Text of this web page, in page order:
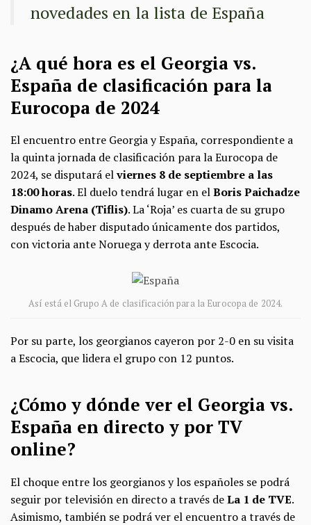
novedades en la lista de España
¿A qué hora es el Georgia vs.
España de clasificación para la
Eurocopa de 2024
El encuentro entre Georgia y España, correspondiente a
la quinta jornada de clasificación para la Eurocopa de
2024, se disputará elviernes 8 de septiembre a las
18:00 horas. El duelo tendrá lugar en elBoris Paichadze
Dinamo Arena (Tiflis). La ‘Roja’ es cuarta de su grupo
después de haber disputado únicamente dos partidos,
con victoria ante Noruega y derrota ante Escocia.
Así está el Grupo A de clasificación para la Eurocopa de 2024.
Por su parte, los georgianos cayeron por 2-0 en su visita
a Escocia, que lidera el grupo con 12 puntos.
¿Cómo y dónde ver el Georgia vs.
España en directo y por TV
online?
El choque entre los georgianos y los españoles se podrá
seguir por televisión en directo a través deLa 1 de TVE.
Asimismo, también se podrá ver el encuentro a través de